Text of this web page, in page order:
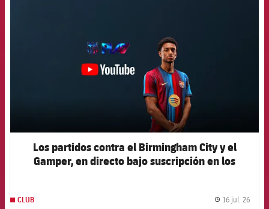
Los partidos contra el Birmingham City y el
Gamper, en directo bajo suscripción en los
CLUB 16 jul. 26